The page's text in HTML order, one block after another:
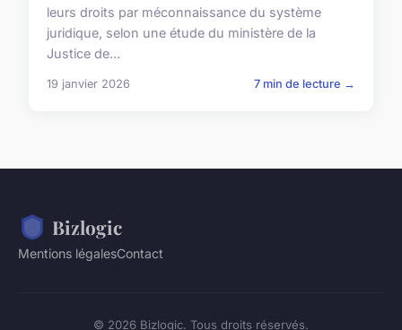
leurs droits par méconnaissance du système
juridique, selon une étude du ministère de la
Justice de...
19 janvier 2026 7 min de lecture →
Bizlogic
Mentions légalesContact
© 2026 Bizlogic. Tous droits réservés.